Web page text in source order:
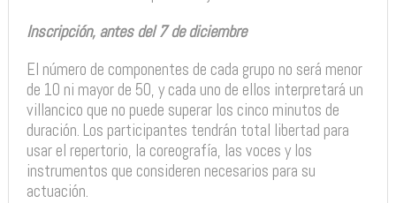
Inscripción, antes del 7 de diciembre
El número de componentes de cada grupo no será menor
de 10 ni mayor de 50, y cada uno de ellos interpretará un
villancico que no puede superar los cinco minutos de
duración. Los participantes tendrán total libertad para
usar el repertorio, la coreografía, las voces y los
instrumentos que consideren necesarios para su
actuación.